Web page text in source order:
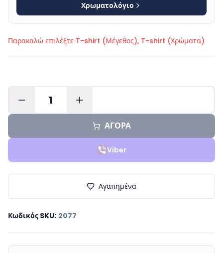
Χρωματολόγιο
Παρακαλώ επιλέξτε T-shirt (Μέγεθος), T-shirt (Χρώματα)
1
ΑΓΟΡΑ
Viber
Αγαπημένα
Κωδικός SKU: 2077